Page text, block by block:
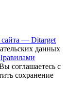
сайта — Ditarget
данных
соглашаетесь с
сохранение